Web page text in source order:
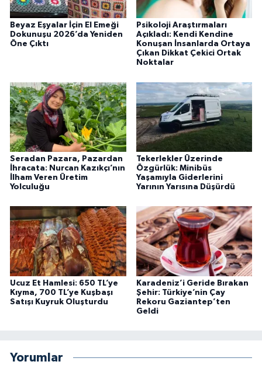
Beyaz Eşyalar İçin El Emeği
Dokunuşu 2026’da Yeniden
Öne Çıktı
Psikoloji Araştırmaları
Açıkladı: Kendi Kendine
Konuşan İnsanlarda Ortaya
Çıkan Dikkat Çekici Ortak
Noktalar
Seradan Pazara, Pazardan
İhracata: Nurcan Kazıkçı’nın
İlham Veren Üretim
Yolculuğu
Tekerlekler Üzerinde
Özgürlük: Minibüs
Yaşamıyla Giderlerini
Yarının Yarısına Düşürdü
Ucuz Et Hamlesi: 650 TL’ye
Kıyma, 700 TL’ye Kuşbaşı
Satışı Kuyruk Oluşturdu
Karadeniz’i Geride Bırakan
Şehir: Türkiye’nin Çay
Rekoru Gaziantep’ten
Geldi
Yorumlar